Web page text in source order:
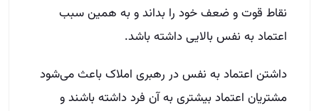
نقاط قوت و ضعف خود را بداند و به همین سبب
اعتماد به نفس بالایی داشته باشد.
داشتن اعتماد به نفس در رهبری املاک باعث می‌شود
مشتریان اعتماد بیشتری به آن فرد داشته باشند و